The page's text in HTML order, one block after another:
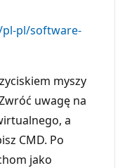
pl/software-
myszy
uwagę na
a
CMD. Po
jako